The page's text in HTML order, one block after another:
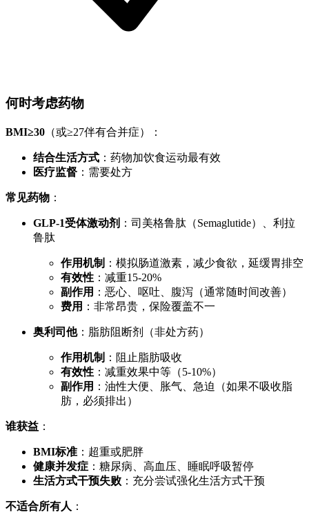
何时考虑药物
BMI≥30 （或≥27伴有合并症）：
结合生活方式 ：药物加饮食运动最有效
医疗监督 ：需要处方
常见药物 ：
GLP-1受体激动剂 ：司美格鲁肽（Semaglutide）、利拉
鲁肽
作用机制 ：模拟肠道激素，减少食欲，延缓胃排空
有效性 ：减重15-20%
副作用 ：恶心、呕吐、腹泻（通常随时间改善）
费用 ：非常昂贵，保险覆盖不一
奥利司他：脂肪阻断剂（非处方药）
作用机制 ：阻止脂肪吸收
有效性 ：减重效果中等（5-10%）
副作用 ：油性大便、胀气、急迫（如果不吸收脂
肪，必须排出）
谁获益 ：
BMI标准 ：超重或肥胖
健康并发症 ：糖尿病、高血压、睡眠呼吸暂停
生活方式干预失败 ：充分尝试强化生活方式干预
不适合所有人 ：